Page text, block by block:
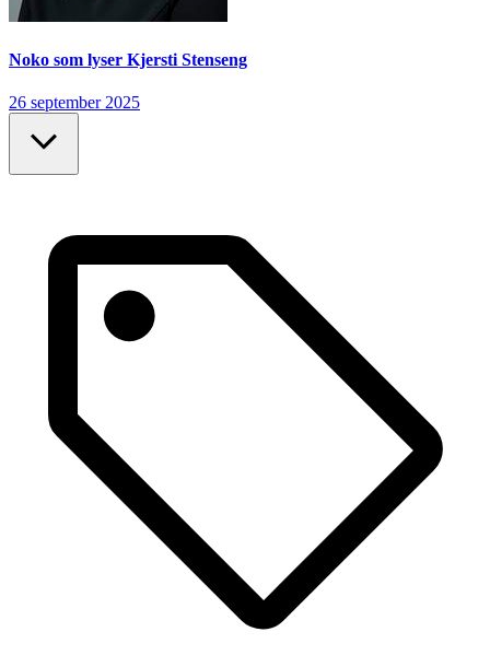
Noko som lyser Kjersti Stenseng
26 september 2025